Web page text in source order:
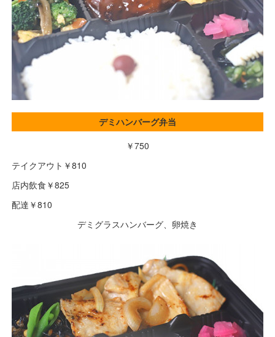
デミハンバーグ弁当
￥750
テイクアウト￥810
店内飲食￥825
配達￥810
デミグラスハンバーグ、卵焼き